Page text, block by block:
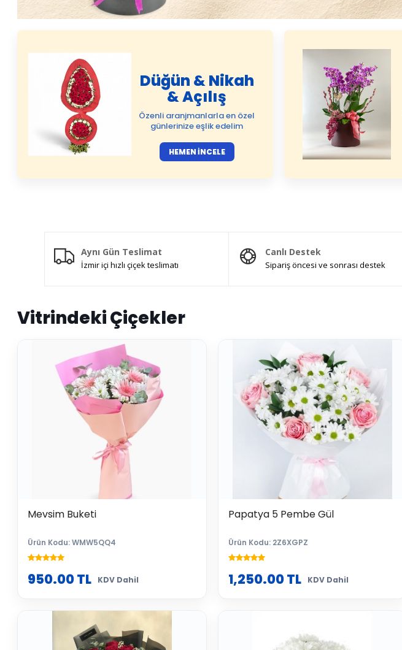
Düğün & Nikah
& Açılış
Özenli aranjmanlarla en özel
günlerinize eşlik edelim
HEMEN İNCELE
Aynı Gün Teslimat
İzmir içi hızlı çiçek teslimatı
Canlı Destek
Sipariş öncesi ve sonrası destek
Vitrindeki Çiçekler
Mevsim Buketi
Ürün Kodu: WMW5QQ4
950.00TL KDV Dahil
Papatya 5 Pembe Gül
Ürün Kodu: 2Z6XGPZ
1,250.00TL KDV Dahil